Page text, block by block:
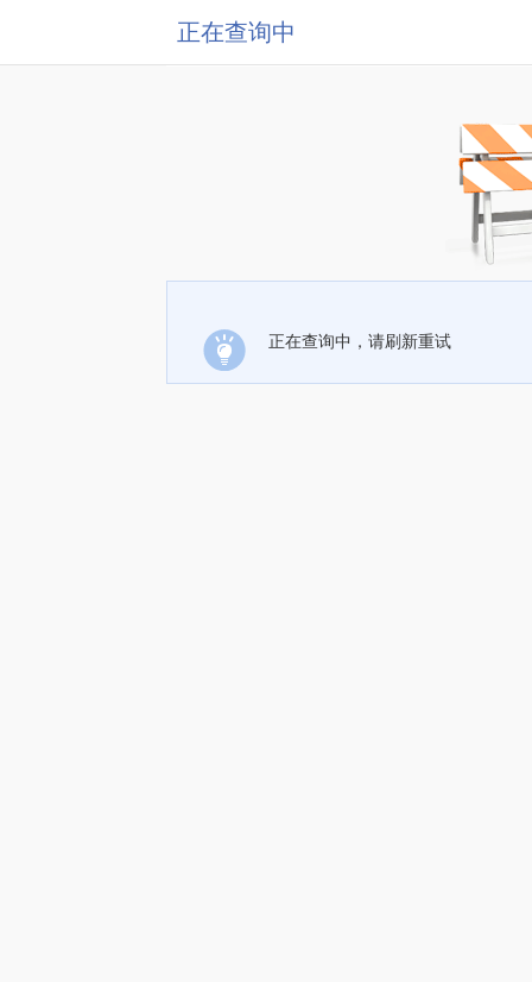
正在查询中
正在查询中，请刷新重试